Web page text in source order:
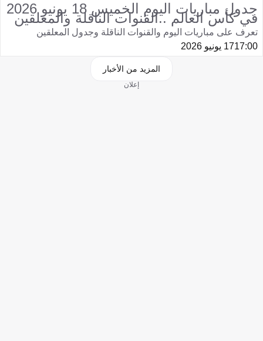
جدول مباريات اليوم الخميس 18 يونيو 2026
في كأس العالم ..القنوات الناقلة والمعلقين
تعرف على مباريات اليوم والقنوات الناقلة وجدول المعلقين
17:0017 يونيو 2026
المزيد من الأخبار
إعلان